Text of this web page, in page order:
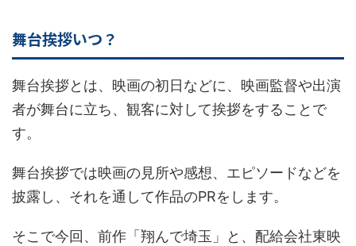
舞台挨拶いつ？
舞台挨拶とは、映画の初日などに、映画監督や出演
者が舞台に立ち、観客に対して挨拶をすることで
す。
舞台挨拶では映画の見所や感想、エピソードなどを
披露し、それを通して作品のPRをします。
そこで今回、前作「翔んで埼玉」と、配給会社東映